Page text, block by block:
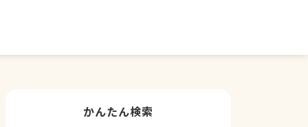
かんたん検索